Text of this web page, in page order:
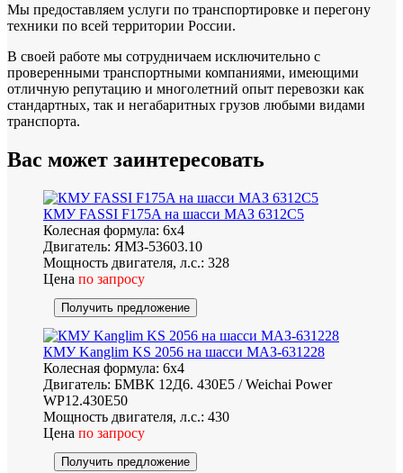
Мы предоставляем услуги по транспортировке и перегону
техники по всей территории России.
В своей работе мы сотрудничаем исключительно с
проверенными транспортными компаниями, имеющими
отличную репутацию и многолетний опыт перевозки как
стандартных, так и негабаритных грузов любыми видами
транспорта.
Вас может заинтересовать
КМУ FASSI F175A на шасси МАЗ 6312С5
Колесная формула: 6х4
Двигатель: ЯМЗ-53603.10
Мощность двигателя, л.с.: 328
Цена по запросу
Получить предложение
КМУ Kanglim KS 2056 на шасси МАЗ-631228
Колесная формула: 6х4
Двигатель: БМВК 12Д6. 430Е5 / Weichai Power
WP12.430E50
Мощность двигателя, л.с.: 430
Цена по запросу
Получить предложение